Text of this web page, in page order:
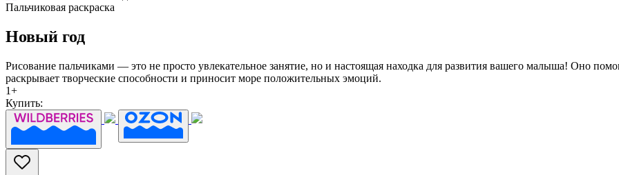
Пальчиковая раскраска
Новый год
Рисование пальчиками — это не просто увлекательное занятие, но и настоящая находка для развития вашего малыша! Оно
раскрывает творческие способности и приносит море положительных эмоций.
1+
Купить: